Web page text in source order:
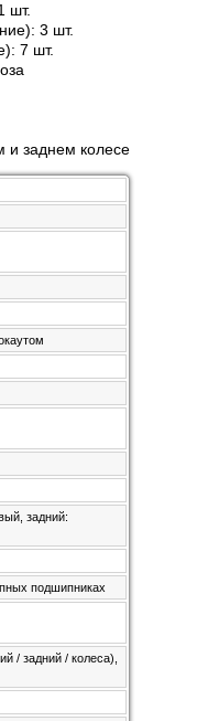
шт.
3 шт.
7 шт.
и заднем колесе
задний:
подшипниках
/ задний / колеса),